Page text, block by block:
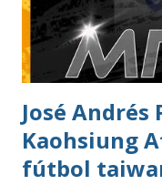
José Andrés
Kaohsiung
fútbol